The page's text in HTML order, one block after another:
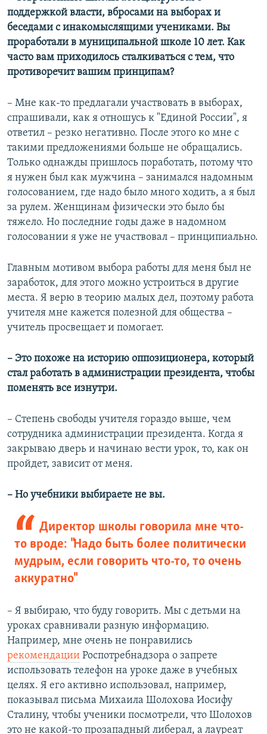
поддержкой власти, вбросами на выборах и
беседами с инакомыслящими учениками. Вы
проработали в муниципальной школе 10 лет. Как
часто вам приходилось сталкиваться с тем, что
противоречит вашим принципам?
– Мне как-то предлагали участвовать в выборах,
спрашивали, как я отношусь к "Единой России", я
ответил – резко негативно. После этого ко мне с
такими предложениями больше не обращались.
Только однажды пришлось поработать, потому что
я нужен был как мужчина – занимался надомным
голосованием, где надо было много ходить, а я был
за рулем. Женщинам физически это было бы
тяжело. Но последние годы даже в надомном
голосовании я уже не участвовал – принципиально.
Главным мотивом выбора работы для меня был не
заработок, для этого можно устроиться в другие
места. Я верю в теорию малых дел, поэтому работа
учителя мне кажется полезной для общества –
учитель просвещает и помогает.
– Это похоже на историю оппозиционера, который
стал работать в администрации президента, чтобы
поменять все изнутри.
– Степень свободы учителя гораздо выше, чем
сотрудника администрации президента. Когда я
закрываю дверь и начинаю вести урок, то, как он
пройдет, зависит от меня.
– Но учебники выбираете не вы.
Директор школы говорила мне что-
то вроде: "Надо быть более политически
мудрым, если говорить что-то, то очень
аккуратно"
– Я выбираю, что буду говорить. Мы с детьми на
уроках сравнивали разную информацию.
Например, мне очень не понравились
рекомендации Роспотребнадзора о запрете
использовать телефон на уроке даже в учебных
целях. Я его активно использовал, например,
показывал письма Михаила Шолохова Иосифу
Сталину, чтобы ученики посмотрели, что Шолохов
это не какой-то прозападный либерал, а лауреат